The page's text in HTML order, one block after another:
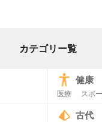
カテゴリー覧
健康
医療 スポ
古代